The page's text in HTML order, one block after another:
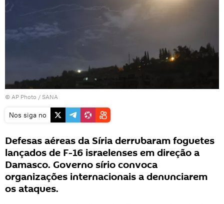
© AP Photo / SANA
Nos siga no
Defesas aéreas da Síria derrubaram foguetes
lançados de F-16 israelenses em direção a
Damasco. Governo sírio convoca
organizações internacionais a denunciarem
os ataques.